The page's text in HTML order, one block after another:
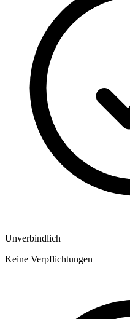
Unverbindlich
Keine Verpflichtungen